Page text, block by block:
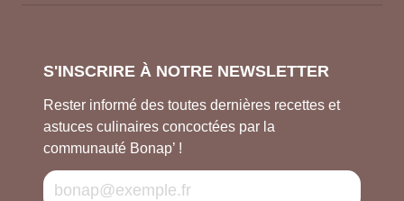
S'INSCRIRE À NOTRE NEWSLETTER
Rester informé des toutes dernières recettes et
astuces culinaires concoctées par la
communauté Bonap’ !